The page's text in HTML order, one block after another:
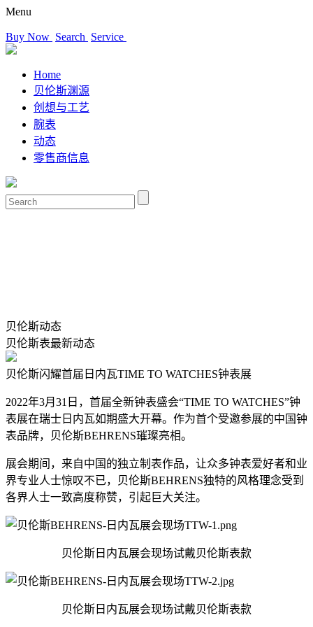
Menu
Buy Now Search Service
Home
贝伦斯渊源
创想与工艺
腕表
动态
零售商信息
贝伦斯动态
贝伦斯表最新动态
贝伦斯闪耀首届日内瓦TIME TO WATCHES钟表展
2022年3月31日，首届全新钟表盛会“TIME TO WATCHES”钟
表展在瑞士日内瓦如期盛大开幕。作为首个受邀参展的中国钟
表品牌，贝伦斯BEHRENS璀璨亮相。
展会期间，来自中国的独立制表作品，让众多钟表爱好者和业
界专业人士惊叹不已，贝伦斯BEHRENS独特的风格理念受到
各界人士一致高度称赞，引起巨大关注。
贝伦斯日内瓦展会现场试戴贝伦斯表款
贝伦斯日内瓦展会现场试戴贝伦斯表款